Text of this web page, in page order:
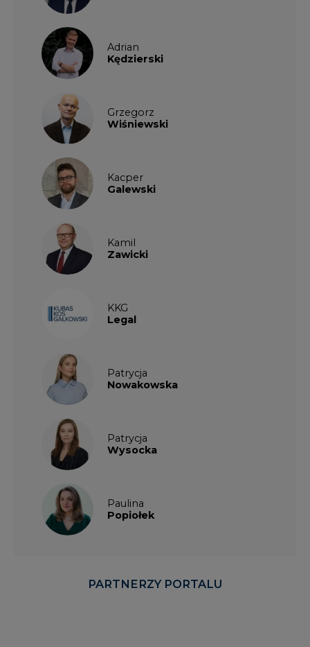
Adrian
Kędzierski
Grzegorz
Wiśniewski
Kacper
Galewski
Kamil
Zawicki
KKG
Legal
Patrycja
Nowakowska
Patrycja
Wysocka
Paulina
Popiołek
PARTNERZY PORTALU